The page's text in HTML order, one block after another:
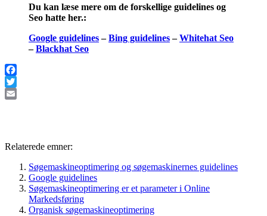
Du kan læse mere om de forskellige guidelines og
Seo hatte her.:
Google guidelines–Bing guidelines–Whitehat Seo
–Blackhat Seo
Facebook
Twitter
Relaterede emner:
Søgemaskineoptimering og søgemaskinernes guidelines
Google guidelines
Søgemaskineoptimering er et parameter i Online
Markedsføring
Organisk søgemaskineoptimering